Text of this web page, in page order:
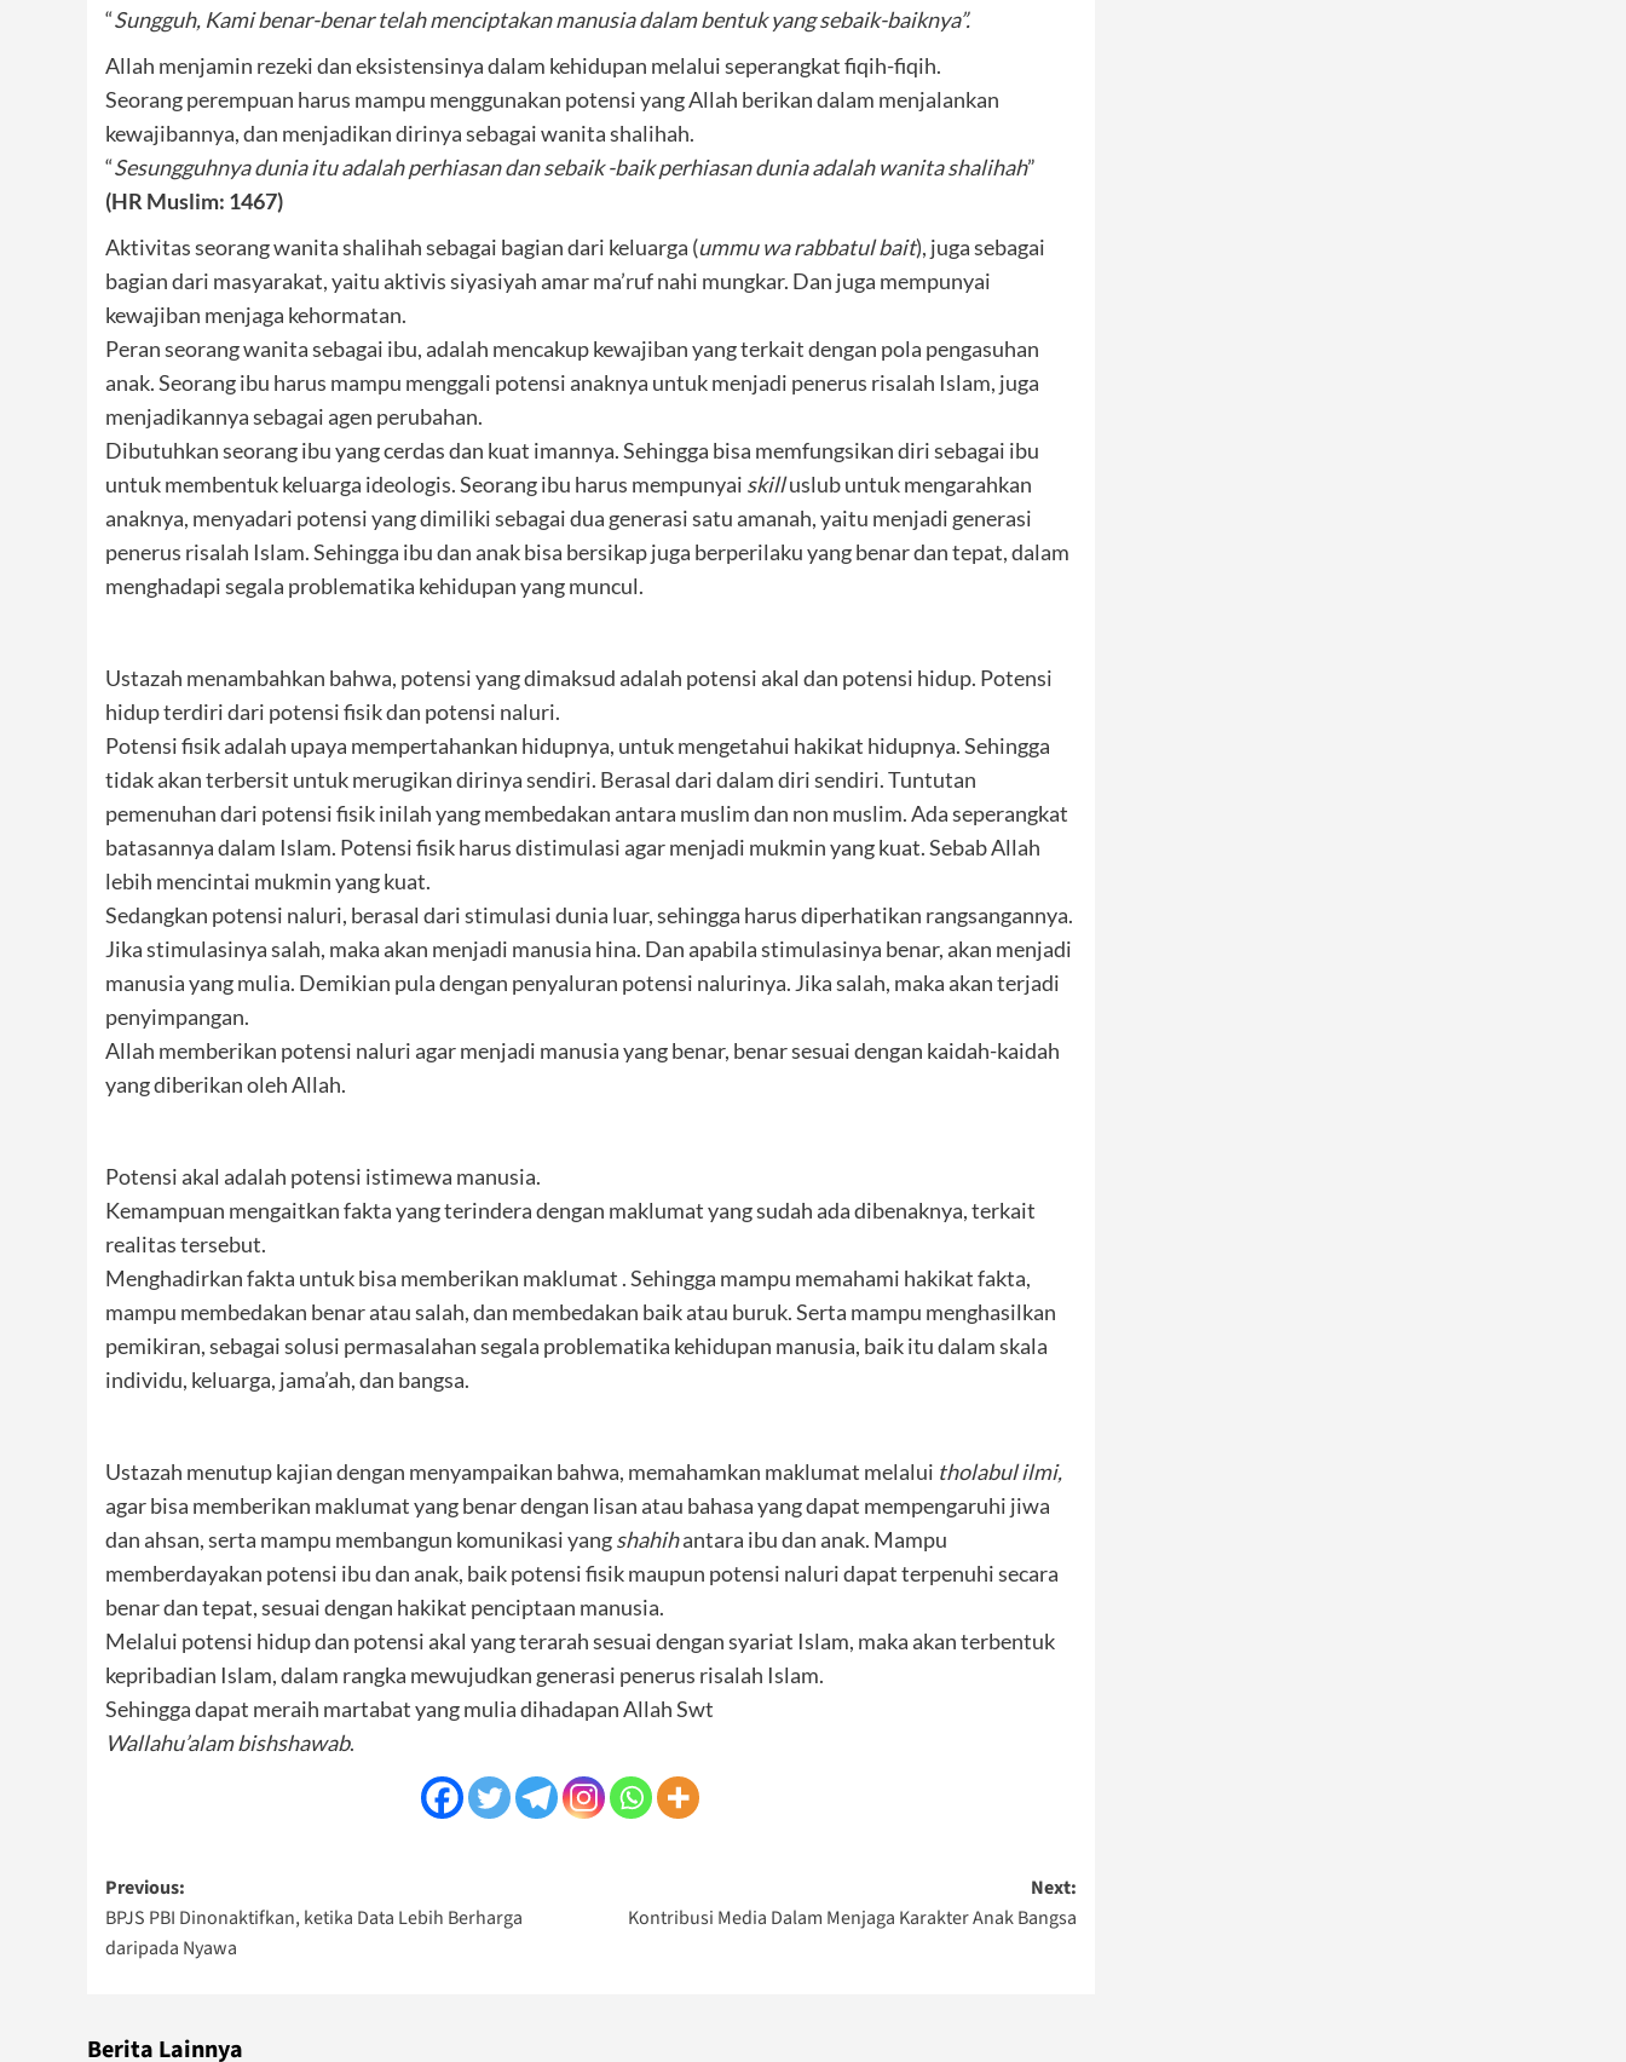
“Sungguh, Kami benar-benar telah menciptakan manusia dalam bentuk yang sebaik-baiknya”.
Allah menjamin rezeki dan eksistensinya dalam kehidupan melalui seperangkat fiqih-fiqih.
Seorang perempuan harus mampu menggunakan potensi yang Allah berikan dalam menjalankan
kewajibannya, dan menjadikan dirinya sebagai wanita shalihah.
“Sesungguhnya dunia itu adalah perhiasan dan sebaik -baik perhiasan dunia adalah wanita shalihah”
(HR Muslim: 1467)
Aktivitas seorang wanita shalihah sebagai bagian dari keluarga (ummu wa rabbatul bait), juga sebagai
bagian dari masyarakat, yaitu aktivis siyasiyah amar ma’ruf nahi mungkar. Dan juga mempunyai
kewajiban menjaga kehormatan.
Peran seorang wanita sebagai ibu, adalah mencakup kewajiban yang terkait dengan pola pengasuhan
anak. Seorang ibu harus mampu menggali potensi anaknya untuk menjadi penerus risalah Islam, juga
menjadikannya sebagai agen perubahan.
Dibutuhkan seorang ibu yang cerdas dan kuat imannya. Sehingga bisa memfungsikan diri sebagai ibu
untuk membentuk keluarga ideologis. Seorang ibu harus mempunyai skilluslub untuk mengarahkan
anaknya, menyadari potensi yang dimiliki sebagai dua generasi satu amanah, yaitu menjadi generasi
penerus risalah Islam. Sehingga ibu dan anak bisa bersikap juga berperilaku yang benar dan tepat, dalam
menghadapi segala problematika kehidupan yang muncul.
Ustazah menambahkan bahwa, potensi yang dimaksud adalah potensi akal dan potensi hidup. Potensi
hidup terdiri dari potensi fisik dan potensi naluri.
Potensi fisik adalah upaya mempertahankan hidupnya, untuk mengetahui hakikat hidupnya. Sehingga
tidak akan terbersit untuk merugikan dirinya sendiri. Berasal dari dalam diri sendiri. Tuntutan
pemenuhan dari potensi fisik inilah yang membedakan antara muslim dan non muslim. Ada seperangkat
batasannya dalam Islam. Potensi fisik harus distimulasi agar menjadi mukmin yang kuat. Sebab Allah
lebih mencintai mukmin yang kuat.
Sedangkan potensi naluri, berasal dari stimulasi dunia luar, sehingga harus diperhatikan rangsangannya.
Jika stimulasinya salah, maka akan menjadi manusia hina. Dan apabila stimulasinya benar, akan menjadi
manusia yang mulia. Demikian pula dengan penyaluran potensi nalurinya. Jika salah, maka akan terjadi
penyimpangan.
Allah memberikan potensi naluri agar menjadi manusia yang benar, benar sesuai dengan kaidah-kaidah
yang diberikan oleh Allah.
Potensi akal adalah potensi istimewa manusia.
Kemampuan mengaitkan fakta yang terindera dengan maklumat yang sudah ada dibenaknya, terkait
realitas tersebut.
Menghadirkan fakta untuk bisa memberikan maklumat . Sehingga mampu memahami hakikat fakta,
mampu membedakan benar atau salah, dan membedakan baik atau buruk. Serta mampu menghasilkan
pemikiran, sebagai solusi permasalahan segala problematika kehidupan manusia, baik itu dalam skala
individu, keluarga, jama’ah, dan bangsa.
Ustazah menutup kajian dengan menyampaikan bahwa, memahamkan maklumat melalui tholabul ilmi,
agar bisa memberikan maklumat yang benar dengan lisan atau bahasa yang dapat mempengaruhi jiwa
dan ahsan, serta mampu membangun komunikasi yangshahihantara ibu dan anak. Mampu
memberdayakan potensi ibu dan anak, baik potensi fisik maupun potensi naluri dapat terpenuhi secara
benar dan tepat, sesuai dengan hakikat penciptaan manusia.
Melalui potensi hidup dan potensi akal yang terarah sesuai dengan syariat Islam, maka akan terbentuk
kepribadian Islam, dalam rangka mewujudkan generasi penerus risalah Islam.
Sehingga dapat meraih martabat yang mulia dihadapan Allah Swt
Wallahu’alam bishshawab.
Post
navigation
Previous:
BPJS PBI Dinonaktifkan, ketika Data Lebih Berharga
daripada Nyawa
Next:
Kontribusi Media Dalam Menjaga Karakter Anak Bangsa
Berita Lainnya